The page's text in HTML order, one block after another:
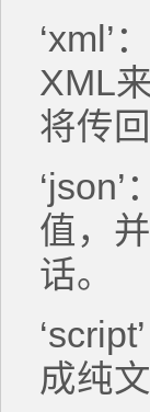
‘xml’
XML
将传
值，
话。
成纯文